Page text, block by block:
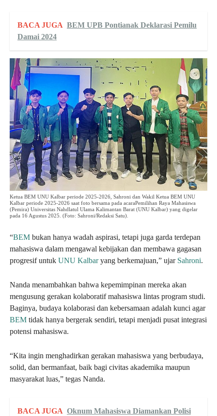
BACA JUGA BEM UPB Pontianak Deklarasi Pemilu
Damai 2024
Ketua BEM UNU Kalbar periode 2025-2026, Sahroni dan Wakil Ketua BEM UNU
Kalbar periode 2025-2026 saat foto bersama pada acaraPemilihan Raya Mahasiswa
(Pemira) Universitas Nahdlatul Ulama Kalimantan Barat (UNU Kalbar) yang digelar
pada 16 Agustus 2025. (Foto: Sahroni/Redaksi Satu).
“BEM bukan hanya wadah aspirasi, tetapi juga garda terdepan
mahasiswa dalam mengawal kebijakan dan membawa gagasan
progresif untuk UNU Kalbaryang berkemajuan,” ujar Sahroni.
Nanda menambahkan bahwa kepemimpinan mereka akan
mengusung gerakan kolaboratif mahasiswa lintas program studi.
Baginya, budaya kolaborasi dan kebersamaan adalah kunci agar
BEM tidak hanya bergerak sendiri, tetapi menjadi pusat integrasi
potensi mahasiswa.
“Kita ingin menghadirkan gerakan mahasiswa yang berbudaya,
solid, dan bermanfaat, baik bagi civitas akademika maupun
masyarakat luas,” tegas Nanda.
BACA JUGA Oknum Mahasiswa Diamankan Polisi